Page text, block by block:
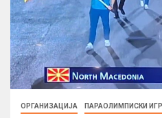
ОРГАНИЗАЦИЈА ПАРАОЛИМПИСКИ